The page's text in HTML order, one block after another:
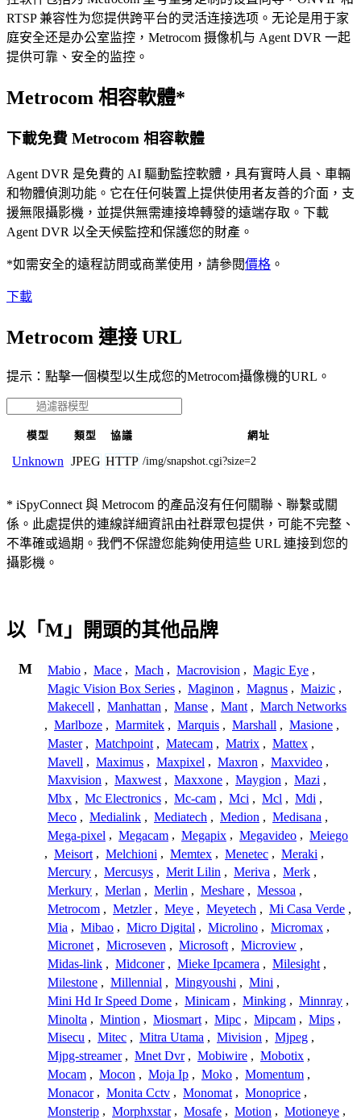
RTSP 兼容性为您提供跨平台的灵活连接选项。无论是用于家
庭安全还是办公室监控，Metrocom 摄像机与 Agent DVR 一起
提供可靠、安全的监控。
Metrocom 相容軟體*
下載免費 Metrocom 相容軟體
Agent DVR 是免費的 AI 驅動監控軟體，具有實時人員、車輛
和物體偵測功能。它在任何裝置上提供使用者友善的介面，支
援無限攝影機，並提供無需連接埠轉發的遠端存取。下載
Agent DVR 以全天候監控和保護您的財產。
*如需安全的遠程訪問或商業使用，請參閱價格 。
下載
Metrocom 連接 URL
提示：點擊一個模型以生成您的Metrocom攝像機的URL。
模型 類型 協議 網址
Unknown JPEG HTTP /img/snapshot.cgi?size=2
* iSpyConnect 與 Metrocom 的產品沒有任何關聯、聯繫或關
係。此處提供的連線詳細資訊由社群眾包提供，可能不完整、
不準確或過期。我們不保證您能夠使用這些 URL 連接到您的
攝影機。
以「M」開頭的其他品牌
M Mabio , Mace , Mach , Macrovision , Magic Eye ,
Magic Vision Box Series , Maginon , Magnus , Maizic ,
Makecell , Manhattan , Manse , Mant , March Networks
, Marlboze , Marmitek , Marquis , Marshall , Masione ,
Master , Matchpoint , Matecam , Matrix , Mattex ,
Mavell , Maximus , Maxpixel , Maxron , Maxvideo ,
Maxvision , Maxwest , Maxxone , Maygion , Mazi ,
Mbx , Mc Electronics , Mc-cam , Mci , Mcl , Mdi ,
Meco , Medialink , Mediatech , Medion , Medisana ,
Mega-pixel , Megacam , Megapix , Megavideo , Meiego
, Meisort , Melchioni , Memtex , Menetec , Meraki ,
Mercury , Mercusys , Merit Lilin , Meriva , Merk ,
Merkury , Merlan , Merlin , Meshare , Messoa ,
Metrocom , Metzler , Meye , Meyetech , Mi Casa Verde ,
Mia , Mibao , Micro Digital , Microlino , Micromax ,
Micronet , Microseven , Microsoft , Microview ,
Midas-link , Midconer , Mieke Ipcamera , Milesight ,
Milestone , Millennial , Mingyoushi , Mini ,
Mini Hd Ir Speed Dome , Minicam , Minking , Minnray ,
Minolta , Mintion , Miosmart , Mipc , Mipcam , Mips ,
Misecu , Mitec , Mitra Utama , Mivision , Mjpeg ,
Mjpg-streamer , Mnet Dvr , Mobiwire , Mobotix ,
Mocam , Mocon , Moja Ip , Moko , Momentum ,
Monacor , Monita Cctv , Monomat , Monoprice ,
Monsterip , Morphxstar , Mosafe , Motion , Motioneye ,